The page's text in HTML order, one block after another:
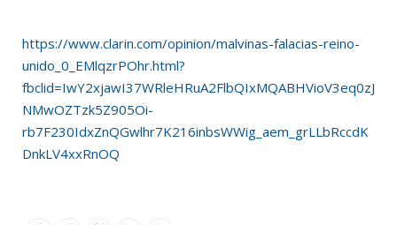
https://www.clarin.com/opinion/malvinas-falacias-reino-
unido_0_EMlqzrPOhr.html?
fbclid=IwY2xjawI37WRleHRuA2FlbQIxMQABHVioV3eq0zJ
NMwOZTzk5Z905Oi-
rb7F230IdxZnQGwlhr7K216inbsWWig_aem_grLLbRccdK
DnkLV4xxRnOQ